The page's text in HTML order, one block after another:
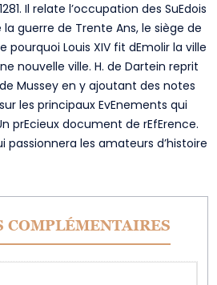
Il relate l’occupation des SuEdois
la guerre de Trente Ans, le siège de
pourquoi Louis XIV fit dEmolir la ville
nouvelle ville. H. de Dartein reprit
Mussey en y ajoutant des notes
les principaux EvEnements qui
prEcieux document de rEfErence.
passionnera les amateurs d’histoire
COMPLÉMENTAIRES